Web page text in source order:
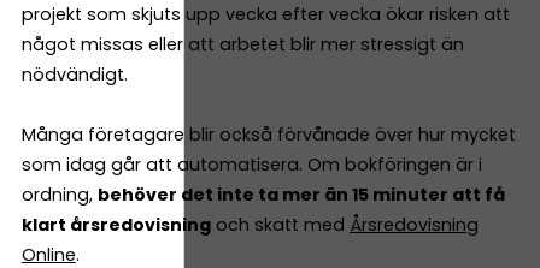
projekt som skjuts upp vecka efter vecka ökar risken att
något missas eller att arbetet blir mer stressigt än
nödvändigt.
Många företagare blir också förvånade över hur mycket
som idag går att automatisera. Om bokföringen är i
ordning, behöver det inte ta mer än 15 minuter att få
klart årsredovisning och skatt med Årsredovisning
Online.